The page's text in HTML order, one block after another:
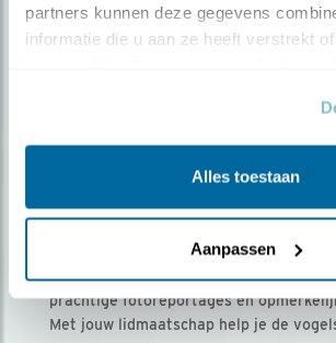
partners kunnen deze gegevens
informatie die u aan ze heeft verstrekt
Alles toestaan
Aanpassen
Ontvang 5 x Vogels voor €
Vogels is het tijdschrift voor onze
prachtige fotoreportages en
Met jouw lidmaatschap help je de